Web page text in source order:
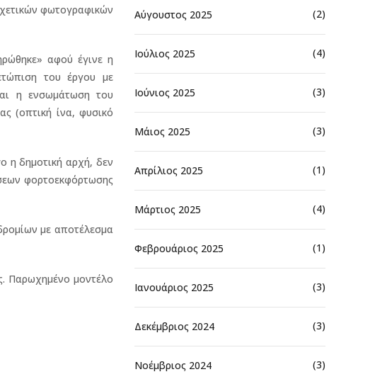
φωτογραφικών
αφού έγινε η
του έργου με
η ενσωμάτωση του
(οπτική ίνα, φυσικό
η δημοτική αρχή, δεν
φορτοεκφόρτωσης
με αποτέλεσμα
Παρωχημένο μοντέλο
Αύγουστος 2025 (2)
Ιούλιος 2025 (4)
Ιούνιος 2025 (3)
Μάιος 2025 (3)
Απρίλιος 2025 (1)
Μάρτιος 2025 (4)
Φεβρουάριος 2025 (1)
Ιανουάριος 2025 (3)
Δεκέμβριος 2024 (3)
Νοέμβριος 2024 (3)